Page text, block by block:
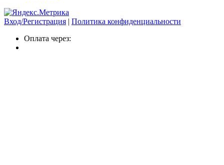
Вход/Регистрация | Политика конфиденциальности
Оплата через: